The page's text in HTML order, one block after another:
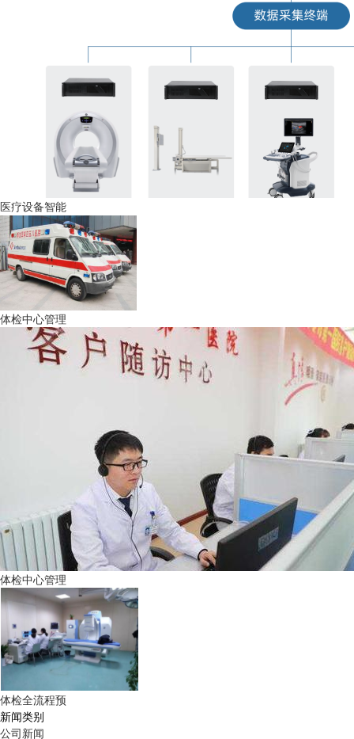
医疗设备智能
体检中心管理
体检中心管理
体检全流程预
新闻类别
公司新闻